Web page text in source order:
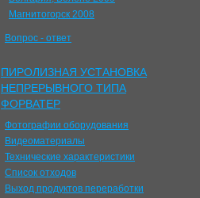
Магнитогорск 2008
Вопрос - ответ
ПИРОЛИЗНАЯ УСТАНОВКА
НЕПРЕРЫВНОГО ТИПА
ФОРВАТЕР
Фотографии оборудования
Видеоматериалы
Технические характеристики
Список отходов
Выход продуктов переработки